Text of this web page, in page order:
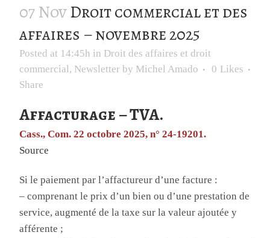
07 NovDroit commercial et des
affaires – novembre 2025
Posted at 14:45h in Droit des affaires et droit
commercial, Newsletter by Michel Amado 0 Likes
Share
Affacturage – TVA.
Cass., Com. 22 octobre 2025, n° 24-19201.
Source
Si le paiement par l’affactureur d’une facture :
– comprenant le prix d’un bien ou d’une prestation de
service, augmenté de la taxe sur la valeur ajoutée y
afférente ;